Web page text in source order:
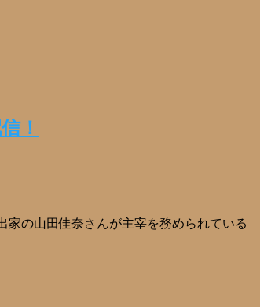
！
家の山田佳奈さんが主宰を務められている